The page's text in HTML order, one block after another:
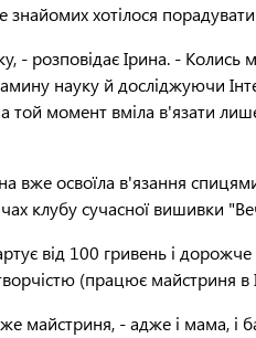
знайомих хотілося
розповідає Ірина. - Колись
науку й досліджуючи
той момент вміла в'язати
вже освоїла в'язання
клубу сучасної вишивки
від 100 гривень і дорожче
(працює майстриня в
майстриня, - адже і мама,